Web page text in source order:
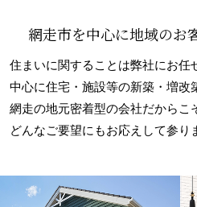
網走市を中心に地域のお
住まいに関することは弊社にお任
中心に住宅・施設等の新築・増改
網走の地元密着型の会社だからこ
どんなご要望にもお応えして参り